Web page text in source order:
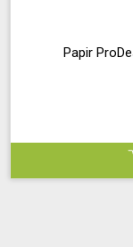
Papir